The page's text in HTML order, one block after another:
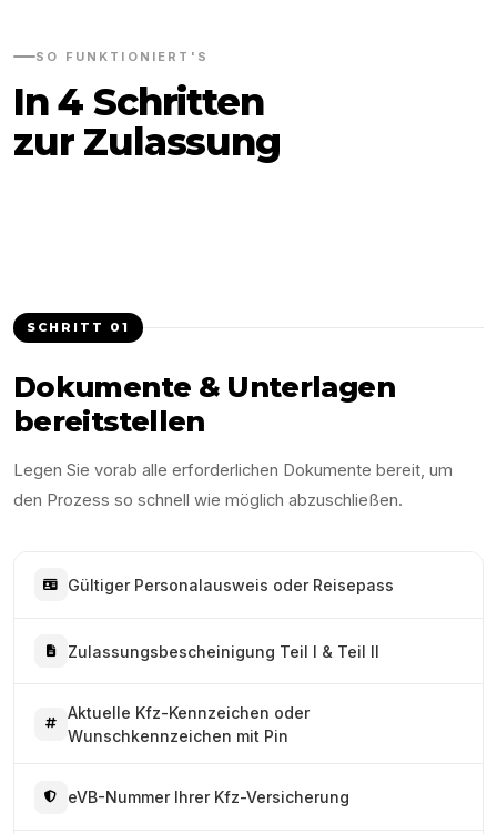
SO FUNKTIONIERT'S
In 4 Schritten
zur Zulassung
SCHRITT 01
Dokumente & Unterlagen
bereitstellen
Legen Sie vorab alle erforderlichen Dokumente bereit, um
den Prozess so schnell wie möglich abzuschließen.
Gültiger Personalausweis oder Reisepass
Zulassungsbescheinigung Teil I & Teil II
Aktuelle Kfz-Kennzeichen oder
Wunschkennzeichen mit Pin
eVB-Nummer Ihrer Kfz-Versicherung